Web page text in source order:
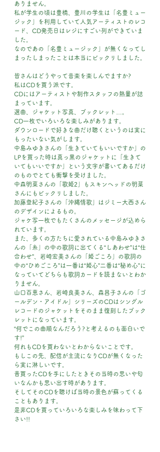
ありません。
私が学生の頃は豊橋、豊川の学生は「名豊ミュー
ジック」を利用していて人気アーティストのレコ
ード、CD発売日はレジにすごい列ができていま
した。
なのであの「名豊ミュージック」が無くなってし
まったしまったことは本当にビックリしました。
皆さんはどうやって音楽を楽しんでますか?
私はCDを買う派です。
CDにはアーティストや制作スタッフの熱量が詰
まっています。
選曲、ジャケット写真、ブックレット…。
CD一枚でいろいろな楽しみがあります。
ダウンロードで好きな曲だけ聴くというのは実に
もったいない気がします。
中島みゆきさんの「生きていてもいいですか」の
LPを買った時は真っ黒のジャケットに「生きて
いてもいいですか」という文字が書いてあるだけ
のものでとても衝撃を受けました。
中森明菜さんの「歌姫2」もスキンヘッドの明菜
さんにもビックリしました。
加藤登紀子さんの「沖縄情歌」はジミー大西さん
のデザインによるもの。
ジャケ写一枚でもたくさんのメッセージが込めら
れています。
また、多くの方たちに愛されている中島みゆきさ
んの「糸」の中の歌詞に出てくる“しあわせ”は“仕
合わせ”、岩崎宏美さんの「姫ごころ」の歌詞の
中の“ひめごころ”は一番は“姫心”二番は“秘め心”に
なっていてどちらも歌詞カードを読まないとわか
りません。
山口百恵さん、岩崎良美さん、森昌子さんの「ゴ
ールデン・アイドル」シリーズのCDはシングル
レコードのジャケットをそのまま復刻したブック
レットになっています。
“何でこの曲順なんだろう?と考えるのも面白いで
す!”
何れもCDを買わないとわからないことです。
もしこの先、配信が主流になりCDが無くなった
ら実に淋しいです。
昔買ったCDを手にしたときその当時の思いや匂
いなんかも思い出す時があります。
そしてそのCDを聴けば当時の景色が蘇ってくる
こともあります。
是非CDを買っていろいろな楽しみを味わって下
さい!!